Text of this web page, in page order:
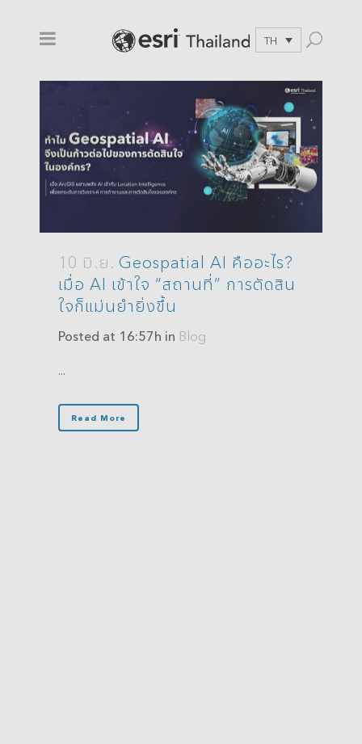
TH
10 มิ.ย. Geospatial AI คืออะไร?
เมื่อ AI เข้าใจ “สถานที่” การตัดสิน
ใจก็แม่นยำยิ่งขึ้น
Posted at 16:57h in Blog
...
Read More